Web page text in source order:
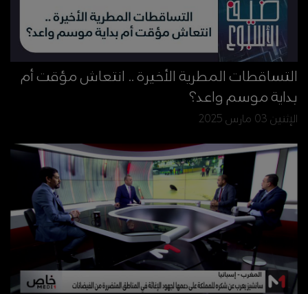
التساقطات المطرية الأخيرة .. انتعاش مؤقت أم
بداية موسم واعد؟
الإثنين 03 مارس 2025